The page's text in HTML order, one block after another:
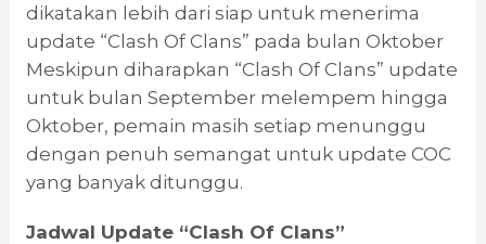
dikatakan lebih dari siap untuk menerima
update “Clash Of Clans” pada bulan Oktober
Meskipun diharapkan “Clash Of Clans” update
untuk bulan September melempem hingga
Oktober, pemain masih setiap menunggu
dengan penuh semangat untuk update COC
yang banyak ditunggu.
Jadwal Update “Clash Of Clans”